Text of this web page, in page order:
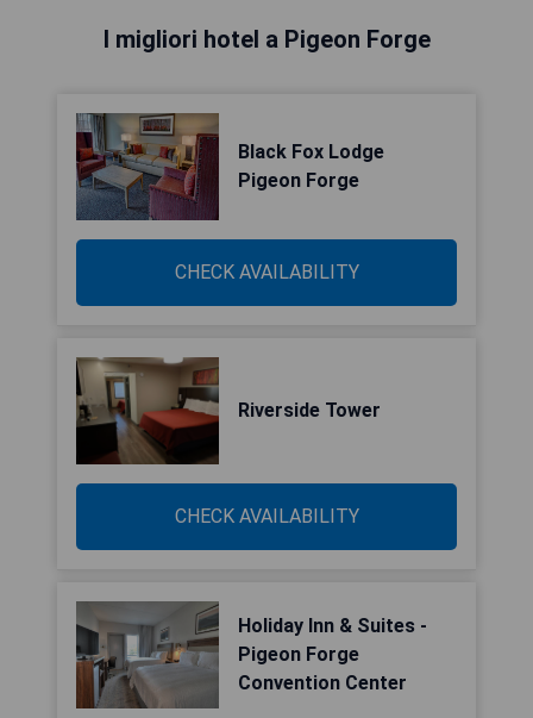
I migliori hotel a Pigeon Forge
Black Fox Lodge
Pigeon Forge
CHECK AVAILABILITY
Riverside Tower
CHECK AVAILABILITY
Holiday Inn & Suites -
Pigeon Forge
Convention Center